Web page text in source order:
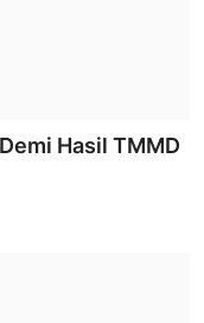
Hasil TMMD